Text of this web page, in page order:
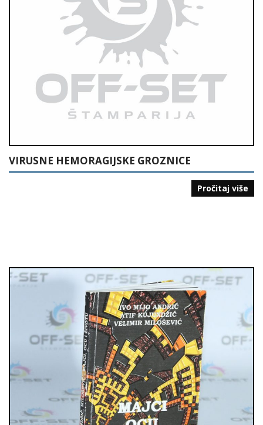
VIRUSNE HEMORAGIJSKE GROZNICE
Pročitaj više